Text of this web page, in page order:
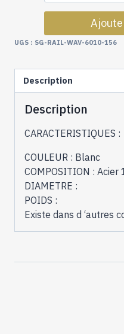
UGS : SG-RAIL-WAV-6010-156
Description
Description
CARACTERISTIQUES :
COULEUR : Blanc
COMPOSITION :
DIAMETRE :
POIDS :
Existe dans d ‘autres